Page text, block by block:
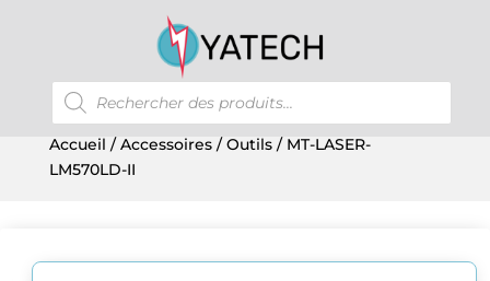
Recherche
de
produits
Accueil /Accessoires/Outils/ MT-LASER-
LM570LD-II